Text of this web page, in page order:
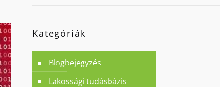
Kategóriák
Blogbejegyzés
Lakossági tudásbázis